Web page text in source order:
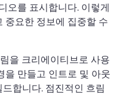
오를 표시합니다. 이렇게
중요한 정보에 집중할 수
을 만들고 인트로 및 아웃
합니다. 점진적인 흐림